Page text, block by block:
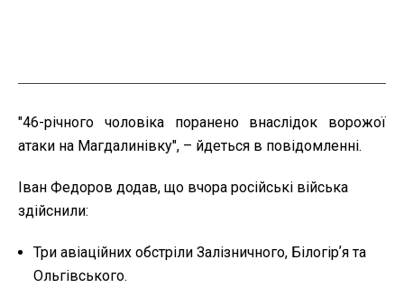
"46-річного чоловіка поранено внаслідок ворожої
атаки на Магдалинівку", – йдеться в повідомленні.
Іван Федоров додав, що вчора російські війська
здійснили:
Три авіаційних обстріли Залізничного, Білогірʼя та
Ольгівського.